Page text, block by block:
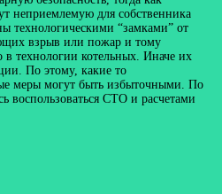
неприемлемую для собственника
технологическими “замками” от
взрыв или пожар и тому
технологии котельных. Иначе их
По этому, какие то
меры могут быть избыточными. По
воспользоваться СТО и расчетами